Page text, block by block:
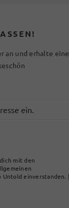
an und erhalte
mit den
Untold einverstanden.